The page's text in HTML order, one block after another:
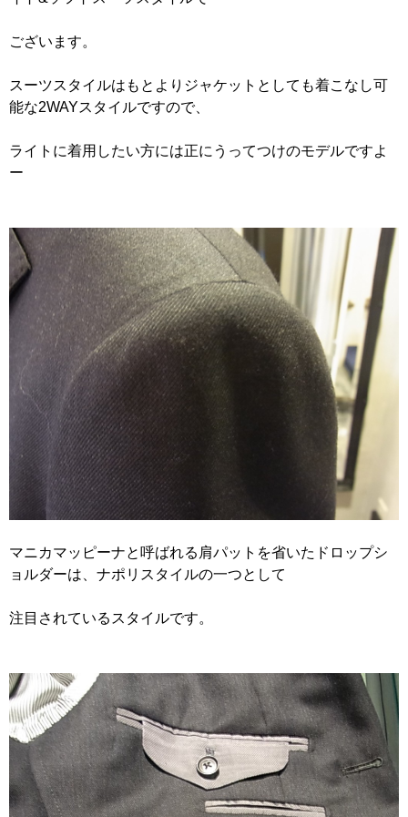
ございます。
スーツスタイルはもとよりジャケットとしても着こなし可
能な2WAYスタイルですので、
ライトに着用したい方には正にうってつけのモデルですよ
ー
マニカマッピーナと呼ばれる肩パットを省いたドロップシ
ョルダーは、ナポリスタイルの一つとして
注目されているスタイルです。